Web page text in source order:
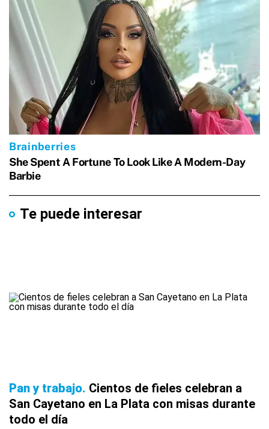
Te puede interesar
Pan y trabajo Cientos de fieles celebran a
San Cayetano en La Plata con misas durante
todo el día